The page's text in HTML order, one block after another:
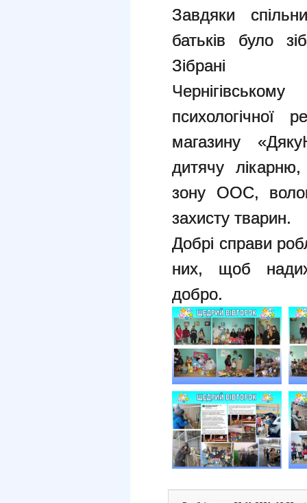
Завдяки
батьків було
психологічної
магазину
дитячу
зону ООС,
захисту тварин.
Добрі справи
них, щоб
добро.